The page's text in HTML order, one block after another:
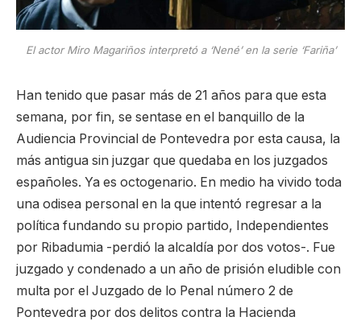
El actor Miro Magariños interpretó a ‘Nené’ en la serie ‘Fariña’
Han tenido que pasar más de 21 años para que esta
semana, por fin, se sentase en el banquillo de la
Audiencia Provincial de Pontevedra por esta causa, la
más antigua sin juzgar que quedaba en los juzgados
españoles. Ya es octogenario. En medio ha vivido toda
una odisea personal en la que intentó regresar a la
política fundando su propio partido, Independientes
por Ribadumia -perdió la alcaldía por dos votos-. Fue
juzgado y condenado a un año de prisión eludible con
multa por el Juzgado de lo Penal número 2 de
Pontevedra por dos delitos contra la Hacienda